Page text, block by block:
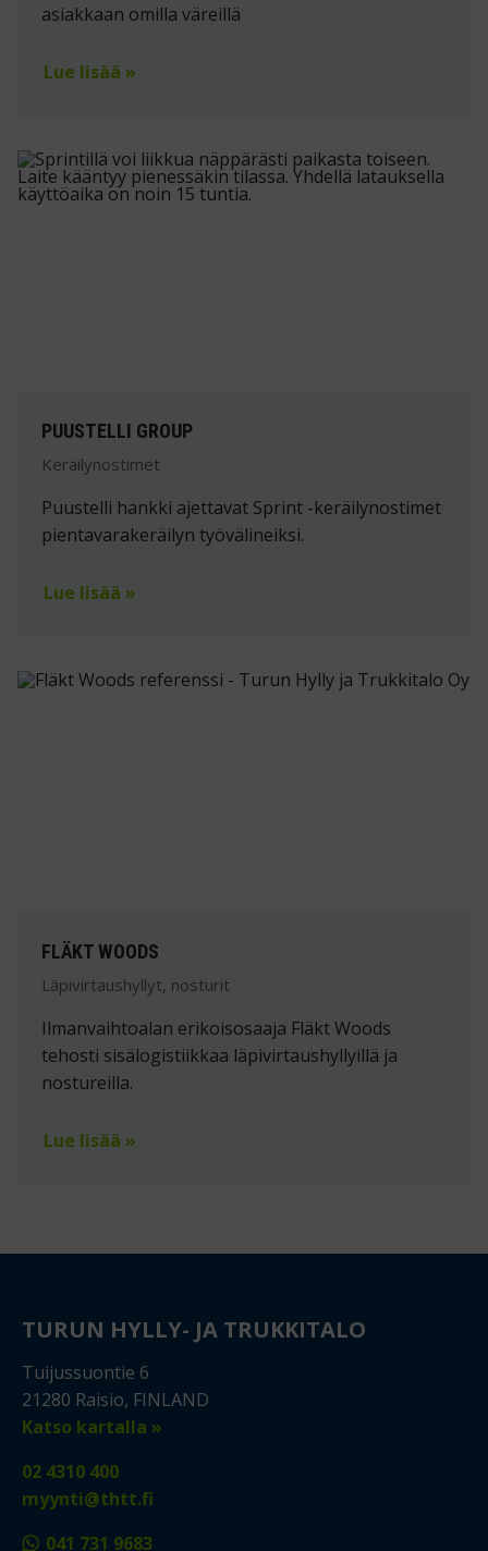
asiakkaan omilla väreillä
Lue lisää »
PUUSTELLI GROUP
Keräilynostimet
Puustelli hankki ajettavat Sprint -keräilynostimet
pientavarakeräilyn työvälineiksi.
Lue lisää »
FLÄKT WOODS
Läpivirtaushyllyt, nosturit
Ilmanvaihtoalan erikoisosaaja Fläkt Woods
tehosti sisälogistiikkaa läpivirtaushyllyillä ja
nostureilla.
Lue lisää »
TURUN HYLLY- JA TRUKKITALO
Tuijussuontie 6
21280 Raisio, FINLAND
Katso kartalla »
02 4310 400
myynti@thtt.fi
041 731 9683